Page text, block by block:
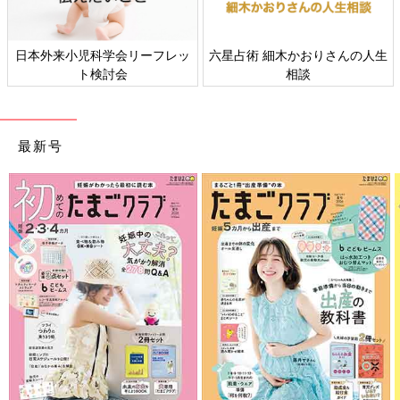
すべての赤ちゃんや家族にとっ
て、よりよい社会・環境となる
ことをめざしてさまざまな課題
赤ちゃんの肌トラブル、アレル
ギーについて
最新号